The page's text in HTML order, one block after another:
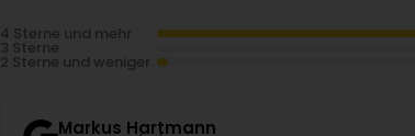
4 Sterne und mehr
3 Sterne
2 Sterne und weniger
Markus Hartmann